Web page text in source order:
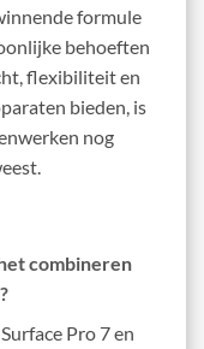
formule
behoeften
flexibiliteit en
bieden, is
nog
combineren
Pro 7 en